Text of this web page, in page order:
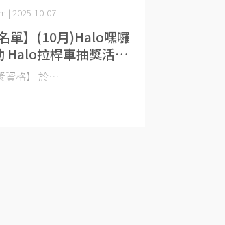
單】(10月)Halo嘿囉
Halo拉桿車抽獎活動
| 2025-10-07
資格】 於⋯